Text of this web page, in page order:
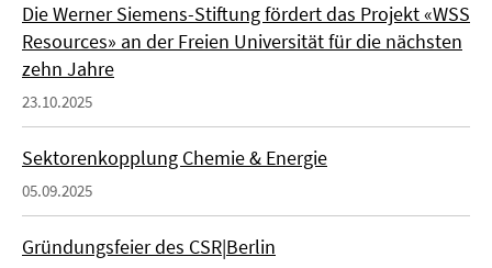
Die Werner Siemens-Stiftung fördert das Projekt «WSS
Resources» an der Freien Universität für die nächsten
zehn Jahre
23.10.2025
Sektorenkopplung Chemie & Energie
05.09.2025
Gründungsfeier des CSR|Berlin